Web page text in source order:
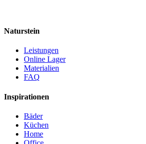
Naturstein
Leistungen
Online Lager
Materialien
FAQ
Inspirationen
Bäder
Küchen
Home